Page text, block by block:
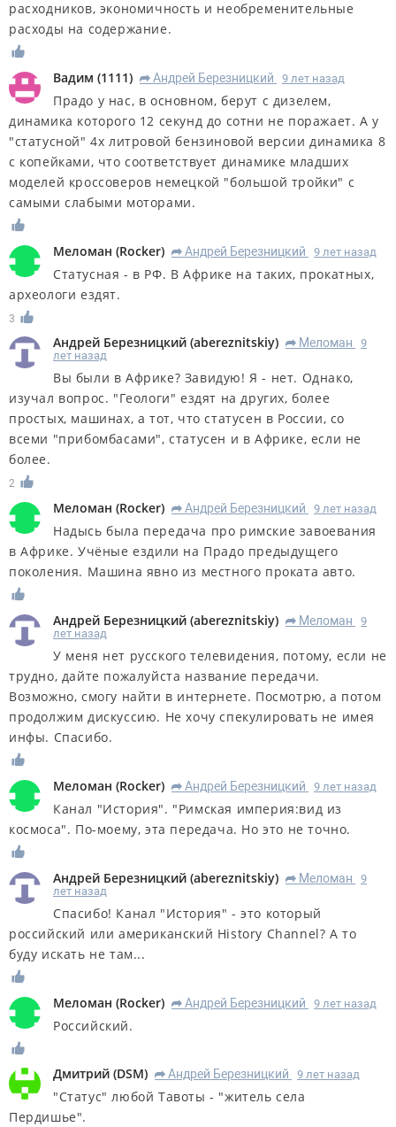
расходников, экономичность и необременительные
расходы на содержание.
Вадим (1111) R Андрей Березницкий 9 лет назад
Прадо у нас, в основном, берут с дизелем,
динамика которого 12 секунд до сотни не поражает. А у
"статусной" 4х литровой бензиновой версии динамика 8
с копейками, что соответствует динамике младших
моделей кроссоверов немецкой "большой тройки" с
самыми слабыми моторами.
Меломан (Rocker) R Андрей Березницкий 9 лет назад
Статусная - в РФ. В Африке на таких, прокатных,
археологи ездят.
3
Андрей Березницкий (abereznitskiy) R Меломан
9
лет назад
Вы были в Африке? Завидую! Я - нет. Однако,
изучал вопрос. "Геологи" ездят на других, более
простых, машинах, а тот, что статусен в России, со
всеми "прибомбасами", статусен и в Африке, если не
более.
2
Меломан (Rocker) R Андрей Березницкий 9 лет назад
Надысь была передача про римские завоевания
в Африке. Учёные ездили на Прадо предыдущего
поколения. Машина явно из местного проката авто.
Андрей Березницкий (abereznitskiy) R Меломан
9
лет назад
У меня нет русского телевидения, потому, если не
трудно, дайте пожалуйста название передачи.
Возможно, смогу найти в интернете. Посмотрю, а потом
продолжим дискуссию. Не хочу спекулировать не имея
инфы. Спасибо.
Меломан (Rocker) R Андрей Березницкий 9 лет назад
Канал "История". "Римская империя:вид из
космоса". По-моему, эта передача. Но это не точно.
Андрей Березницкий (abereznitskiy) R Меломан
9
лет назад
Спасибо! Канал "История" - это который
российский или американский History Channel? А то
буду искать не там...
Меломан (Rocker) R Андрей Березницкий 9 лет назад
Российский.
Дмитрий (DSM) R Андрей Березницкий 9 лет назад
"Статус" любой Тавоты - "житель села
Пердишье".